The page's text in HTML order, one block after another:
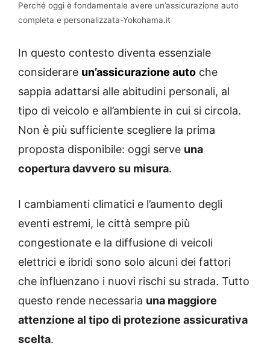
Perché oggi è fondamentale avere un’assicurazione auto
completa e personalizzata-Yokohama.it
In questo contesto diventa essenziale
considerare un’assicurazione auto che
sappia adattarsi alle abitudini personali, al
tipo di veicolo e all’ambiente in cui si circola.
Non è più sufficiente scegliere la prima
proposta disponibile: oggi serve una
copertura davvero su misura.
I cambiamenti climatici e l’aumento degli
eventi estremi, le città sempre più
congestionate e la diffusione di veicoli
elettrici e ibridi sono solo alcuni dei fattori
che influenzano i nuovi rischi su strada. Tutto
questo rende necessaria una maggiore
attenzione al tipo di protezione assicurativa
scelta.